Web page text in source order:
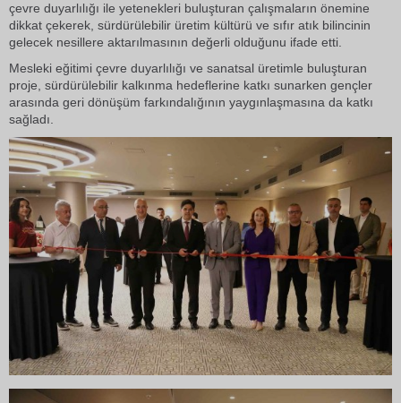
çevre duyarlılığı ile yetenekleri buluşturan çalışmaların önemine
dikkat çekerek, sürdürülebilir üretim kültürü ve sıfır atık bilincinin
gelecek nesillere aktarılmasının değerli olduğunu ifade etti.
Mesleki eğitimi çevre duyarlılığı ve sanatsal üretimle buluşturan
proje, sürdürülebilir kalkınma hedeflerine katkı sunarken gençler
arasında geri dönüşüm farkındalığının yaygınlaşmasına da katkı
sağladı.